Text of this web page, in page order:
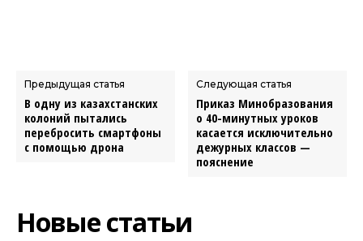
Предыдущая статья
В одну из казахстанских
колоний пытались
перебросить смартфоны
с помощью дрона
Следующая статья
Приказ Минобразования
о 40-минутных уроков
касается исключительно
дежурных классов —
пояснение
Новые статьи